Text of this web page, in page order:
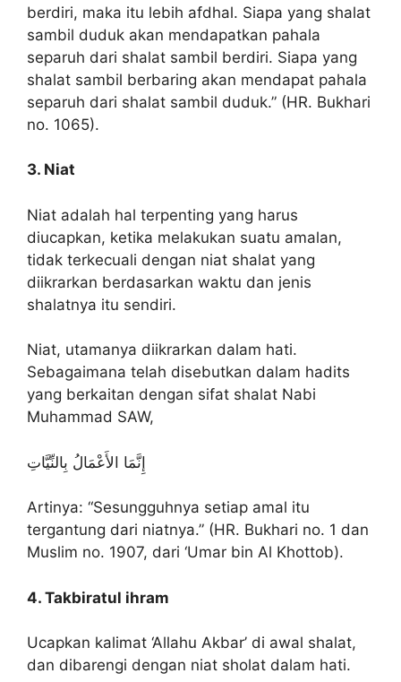
berdiri, maka itu lebih afdhal. Siapa yang shalat
sambil duduk akan mendapatkan pahala
separuh dari shalat sambil berdiri. Siapa yang
shalat sambil berbaring akan mendapat pahala
separuh dari shalat sambil duduk.” (HR. Bukhari
no. 1065).
3. Niat
Niat adalah hal terpenting yang harus
diucapkan, ketika melakukan suatu amalan,
tidak terkecuali dengan niat shalat yang
diikrarkan berdasarkan waktu dan jenis
shalatnya itu sendiri.
Niat, utamanya diikrarkan dalam hati.
Sebagaimana telah disebutkan dalam hadits
yang berkaitan dengan sifat shalat Nabi
Muhammad SAW,
إِنَّمَا الأَعْمَالُ بِالنِّيَّاتِ
Artinya: “Sesungguhnya setiap amal itu
tergantung dari niatnya.” (HR. Bukhari no. 1 dan
Muslim no. 1907, dari ‘Umar bin Al Khottob).
4. Takbiratul ihram
Ucapkan kalimat ‘Allahu Akbar’ di awal shalat,
dan dibarengi dengan niat sholat dalam hati.